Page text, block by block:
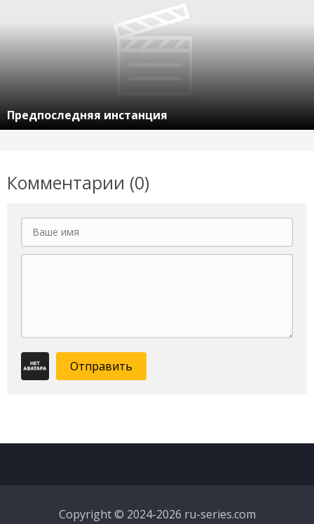
Предпоследняя инстанция
Комментарии (0)
Отправить
Copyright © 2024-2026 ru-series.com